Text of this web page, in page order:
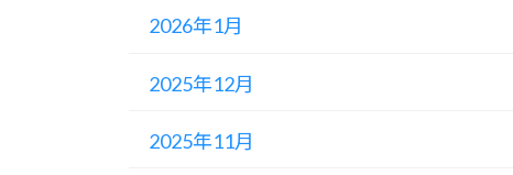
2026年1月
2025年12月
2025年11月